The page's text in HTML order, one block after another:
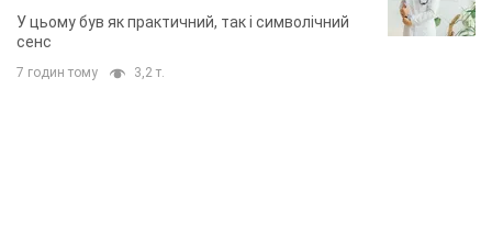
У цьому був як практичний, так і символічний
сенс
7 годин тому 3,2 т.